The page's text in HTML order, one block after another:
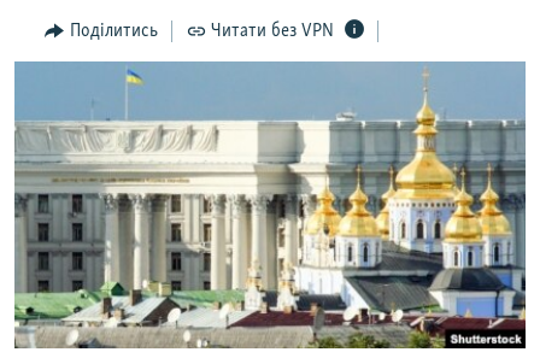
Перейти
до
ПОГЛЯД
ВСЕ ЗА ДЕНЬ
СПЕЦПРОЕКТИ
ДЕПОРТАЦІЯ
ВІДЕОУРОКИ «ELIFBE»
СВІДЧЕННЯ ОКУПАЦІЇ
УКРАЇНСЬКА ПРОБЛЕМА КРИМУ
ЯК ОБІЙТИ БЛОКУВАННЯ
Русский
Qırımtatar
Поділитись Читати без VPN